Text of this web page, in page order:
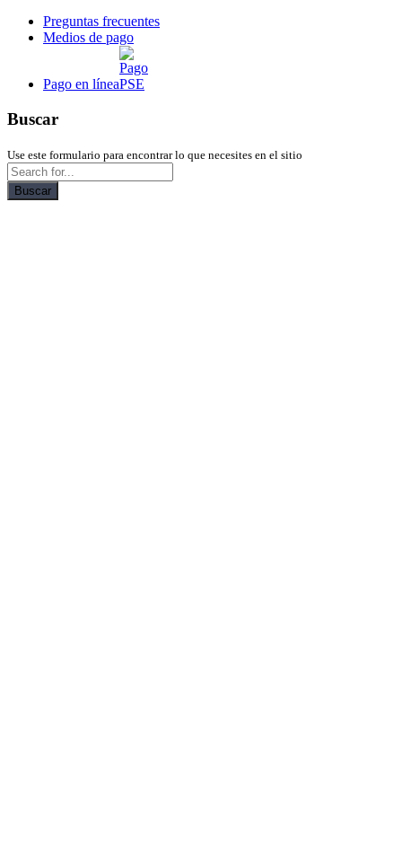
Preguntas frecuentes
Medios de pago
Pago en línea
Buscar
Use este formulario para encontrar lo que necesites en el sitio
Buscar